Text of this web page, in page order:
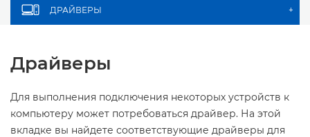
ДРАЙВЕРЫ +
Драйверы
Для выполнения подключения некоторых устройств к
компьютеру может потребоваться драйвер. На этой
вкладке вы найдете соответствующие драйверы для